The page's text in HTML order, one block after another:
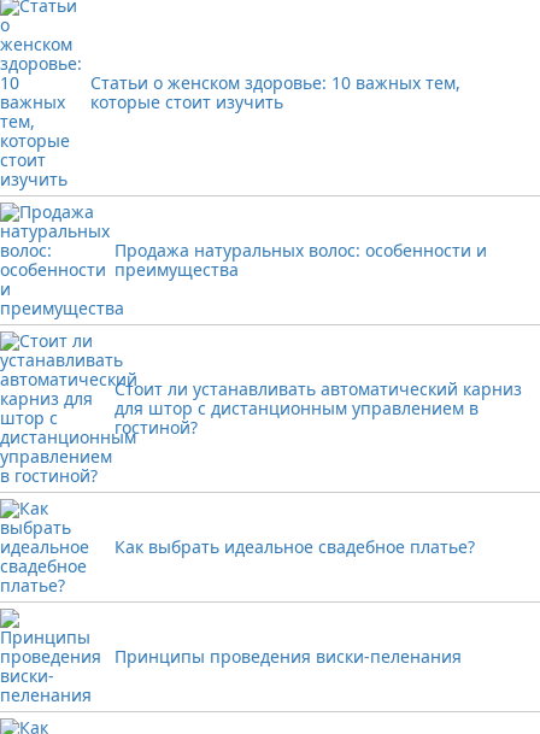
Статьи о женском здоровье: 10 важных тем,
которые стоит изучить
Продажа натуральных волос: особенности и
преимущества
Стоит ли устанавливать автоматический карниз
для штор с дистанционным управлением в
гостиной?
Как выбрать идеальное свадебное платье?
Принципы проведения виски-пеленания